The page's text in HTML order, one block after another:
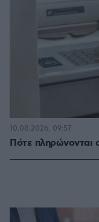
Πότε πληρώνονται
10.08.2026, 09:57